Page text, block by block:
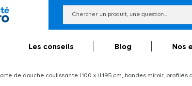
de douche coulissante l.100 x H.195 cm, bandes miroir, profilés
Les conseils Blog Nos